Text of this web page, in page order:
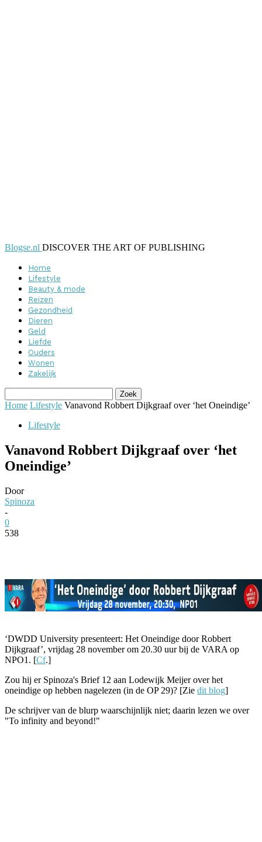
Blogse.nl DISCOVER THE ART OF PUBLISHING
Home
Lifestyle
Beauty & mode
Reizen
Gezondheid
Dieren
Geld
Liefde
Ouders
Wonen
Zakelijk
Home Lifestyle Vanavond Robbert Dijkgraaf over ‘het Oneindige’
Lifestyle
Vanavond Robbert Dijkgraaf over ‘het
Oneindige’
Door
Spinoza
-
0
538
‘DWDD University presenteert: Het Oneindige door Robbert
Dijkgraaf’, vrijdag 28 november om 20.30 uur bij de VARA op
NPO1. [Cf.]
Zou hij er Spinoza's Brief 12 aan Lodewijk Meijer over het
oneindige op hebben nagelezen (in de OP 29)? [Zie dit blog]
De schrijver van de blurp waarschijnlijk niet; daarin lezen we over
"To infinity and beyond!"